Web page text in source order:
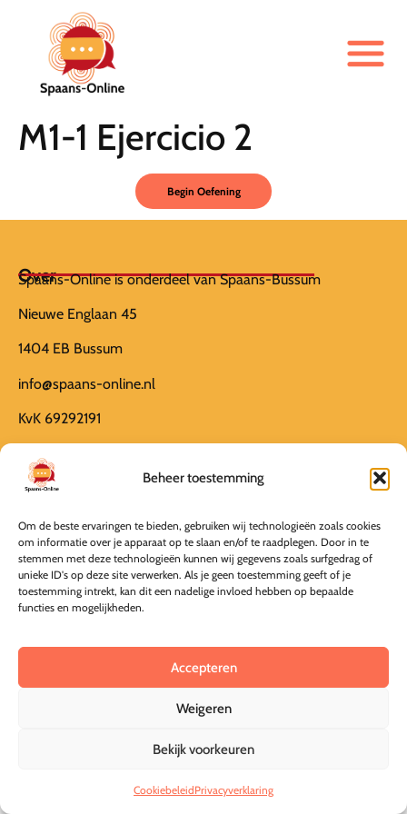
Beheer toestemming
Om de beste ervaringen te bieden, gebruiken wij technologieën zoals cookies
om informatie over je apparaat op te slaan en/of te raadplegen. Door in te
stemmen met deze technologieën kunnen wij gegevens zoals surfgedrag of
unieke ID's op deze site verwerken. Als je geen toestemming geeft of je
toestemming intrekt, kan dit een nadelige invloed hebben op bepaalde
functies en mogelijkheden.
Accepteren
Weigeren
Bekijk voorkeuren
CookiebeleidPrivacyverklaring
M1-1 Ejercicio 2
Over
Spaans-Online is onderdeel van Spaans-Bussum
Nieuwe Englaan 45
1404 EB Bussum
info@spaans-online.nl
KvK 69292191
Informatie
Algemene Voorwaarden
Privacyverklaring
© Spaans-Online 2026
Deze online leeromgeving is gebouwd door MaFien